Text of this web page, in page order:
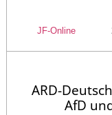
JF-Online
ARD-
AfD